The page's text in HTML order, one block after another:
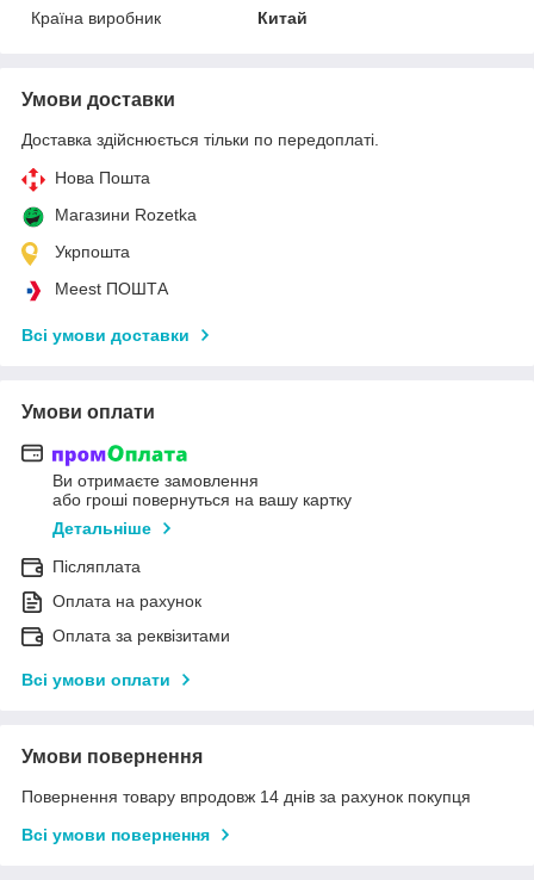
Країна виробник
Китай
Умови доставки
Доставка здійснюється тільки по передоплаті.
Нова Пошта
Магазини Rozetka
Укрпошта
Meest ПОШТА
Всі умови доставки
Умови оплати
Ви отримаєте замовлення
або гроші повернуться на вашу картку
Детальніше
Післяплата
Оплата на рахунок
Оплата за реквізитами
Всі умови оплати
Умови повернення
Повернення товару впродовж 14 днів за рахунок покупця
Всі умови повернення